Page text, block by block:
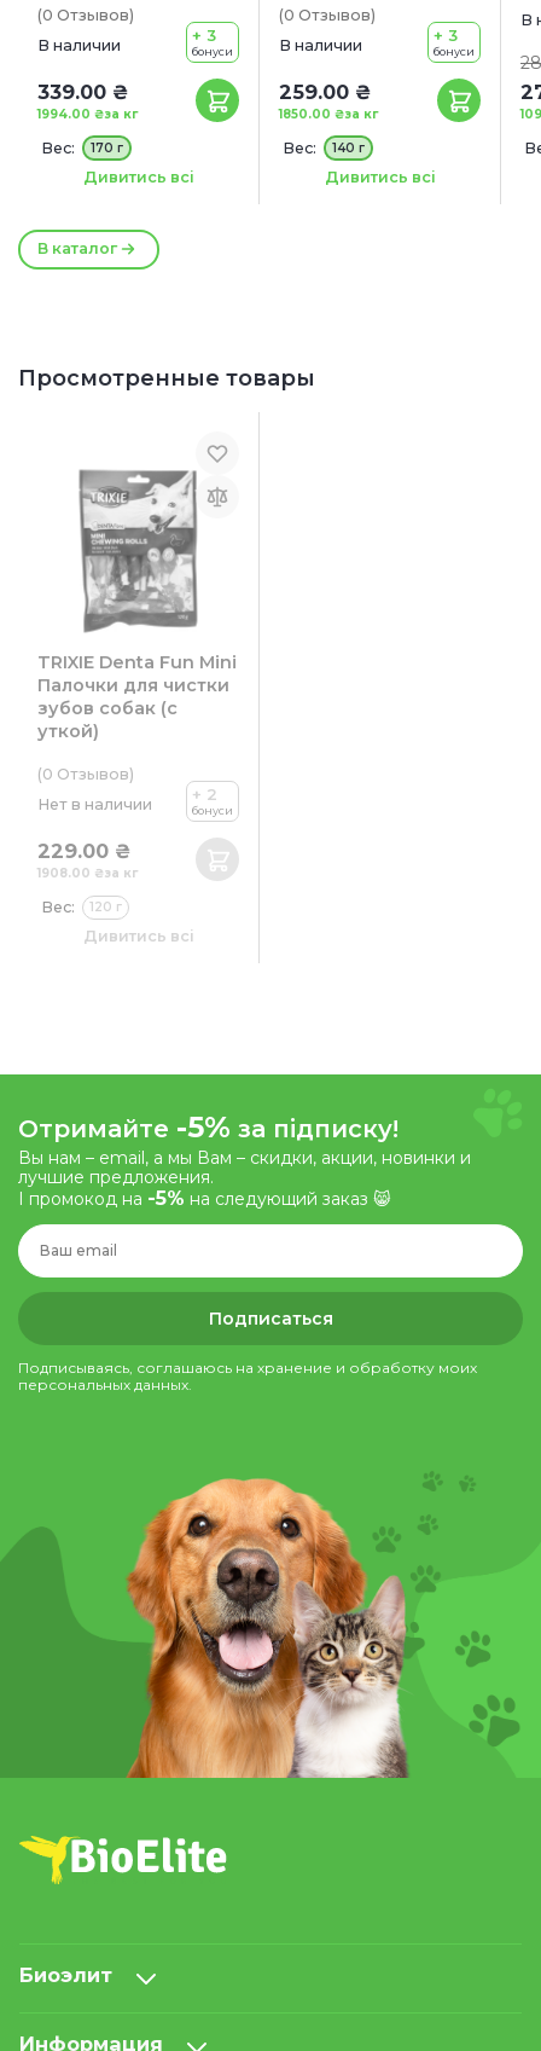
В каталог
(0 Отзывов)
В наличии
339.00 ₴
за кг
1994.00 ₴
+ 3
бонуси
Вес: 170 г
Количество: 1 шт
Дивитись всі
(0 Отзывов)
В наличии
259.00 ₴
за кг
1850.00 ₴
+ 3
бонуси
Вес: 140 г
Размер: 17 см
Дивитись всі
В
Просмотренные товары
TRIXIE Denta Fun Mini
Палочки для чистки
зубов собак (с
уткой)
(0 Отзывов)
Нет в наличии
229.00 ₴
за кг
1908.00 ₴
+ 2
бонуси
Вес: 120 г
Размер: 6 см
Дивитись всі
Отримайте -5% за підписку!
Вы нам – email, а мы Вам – скидки, акции, новинки и
лучшие предложения.
І промокод на -5% на следующий заказ 😸
Подписаться
Подписываясь, соглашаюсь на хранение и обработку моих
персональных данных.
Биоэлит
Информация